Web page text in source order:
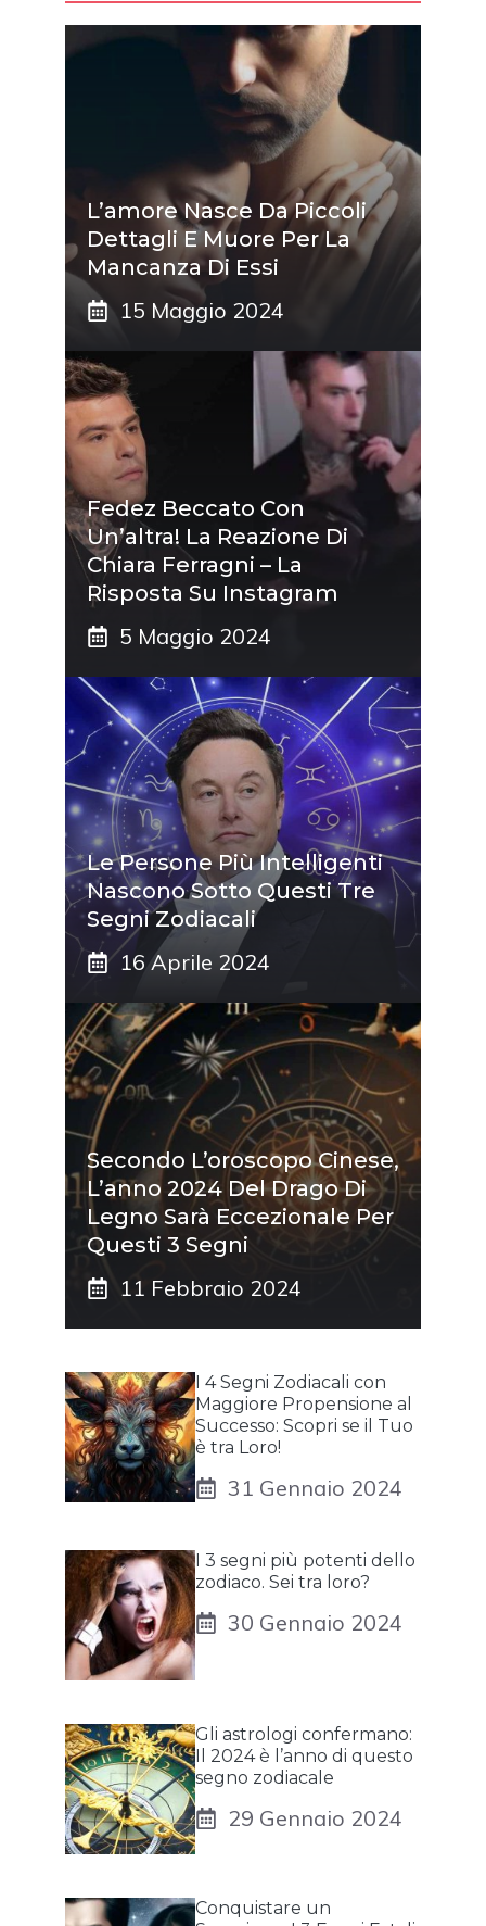
L’amore Nasce Da Piccoli
Dettagli E Muore Per La
Mancanza Di Essi
15 Maggio 2024
Fedez Beccato Con
Un’altra! La Reazione Di
Chiara Ferragni – La
Risposta Su Instagram
5 Maggio 2024
Le Persone Più Intelligenti
Nascono Sotto Questi Tre
Segni Zodiacali
16 Aprile 2024
Secondo L’oroscopo Cinese,
L’anno 2024 Del Drago Di
Legno Sarà Eccezionale Per
Questi 3 Segni
11 Febbraio 2024
I 4 Segni Zodiacali con
Maggiore Propensione al
Successo: Scopri se il Tuo
è tra Loro!
31 Gennaio 2024
I 3 segni più potenti dello
zodiaco. Sei tra loro?
30 Gennaio 2024
Gli astrologi confermano:
Il 2024 è l’anno di questo
segno zodiacale
29 Gennaio 2024
Conquistare un